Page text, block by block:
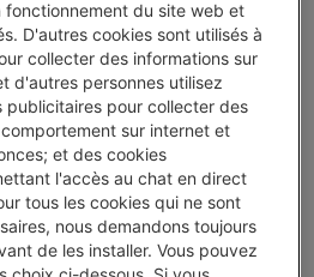
fonctionnement du site web et
D'autres cookies sont utilisés à
collecter des informations sur
d'autres personnes utilisez
publicitaires pour collecter des
sur internet et
et des cookies
l'accès au chat en direct
tous les cookies qui ne sont
nous demandons toujours
de les installer. Vous pouvez